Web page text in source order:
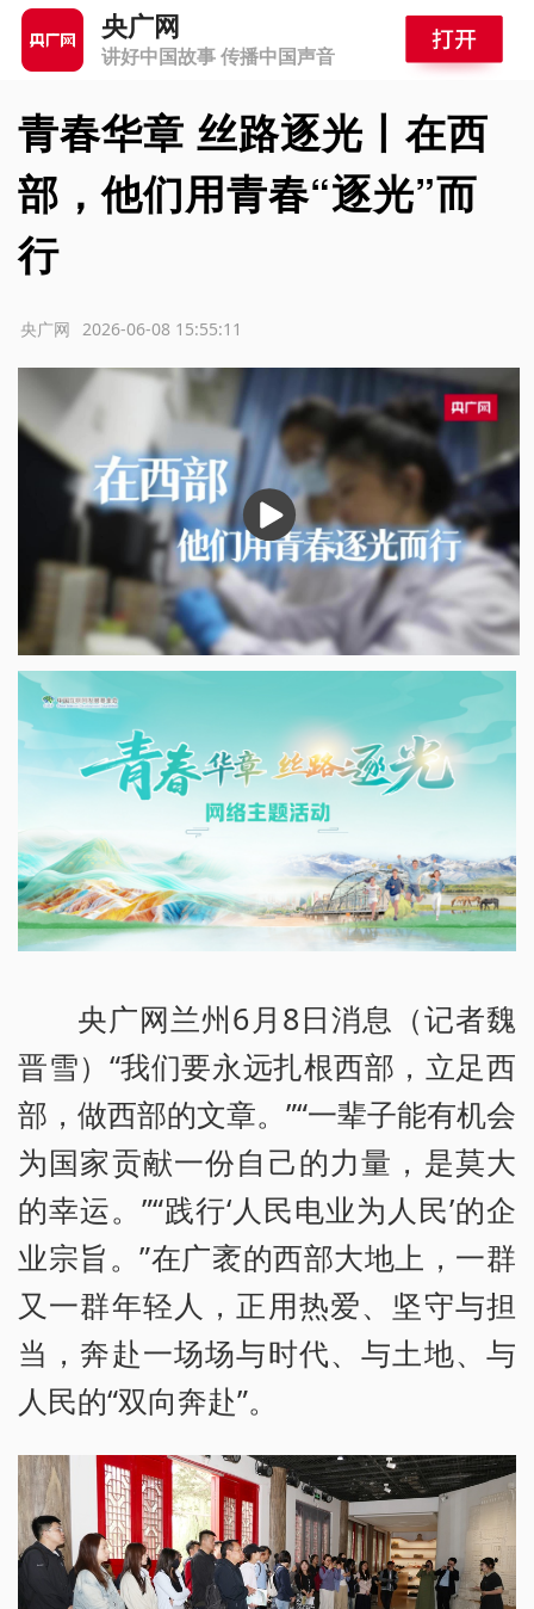
央广网
讲好中国故事 传播中国声音
青春华章 丝路逐光丨在西
部，他们用青春“逐光”而
行
2026-06-08 15:55:11
央广网
播
放
央广网兰州6月8日消息（记者魏
晋雪）“我们要永远扎根西部，立足西
部，做西部的文章。”“一辈子能有机会
为国家贡献一份自己的力量，是莫大
的幸运。”“践行‘人民电业为人民’的企
业宗旨。”在广袤的西部大地上，一群
又一群年轻人，正用热爱、坚守与担
当，奔赴一场场与时代、与土地、与
人民的“双向奔赴”。